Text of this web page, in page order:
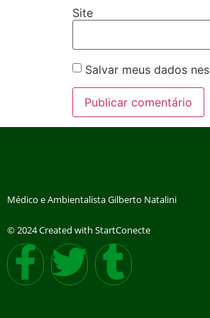
Site
Salvar meus dados
Médico e Ambientalista Gilberto Natalini
© 2024 Created with StartConecte